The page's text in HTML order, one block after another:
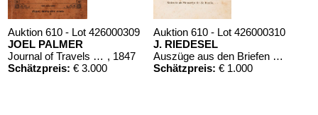
Auktion 610 - Lot 426000309
JOEL PALMER
Journal of Travels over the Rocky Mountains , 1847
Schätzpreis: € 3.000
Auktion 610 - Lot 426000310
J. RIEDESEL
Auszüge aus den Briefen von Riedesel ... Reise nach America
Schätzpreis: € 1.000